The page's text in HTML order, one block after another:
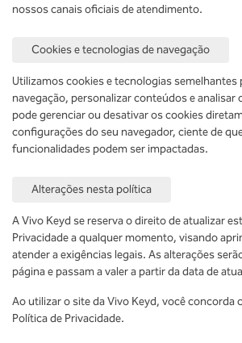
nossos canais oficiais de atendimento.
Cookies e tecnologias de navegação
Utilizamos cookies e tecnologias semelhantes
navegação, personalizar conteúdos e analisar
pode gerenciar ou desativar os cookies
configurações do seu navegador, ciente de
funcionalidades podem ser impactadas.
Alterações nesta política
A Vivo Keyd se reserva o direito de atualizar
Privacidade a qualquer momento, visando
atender a exigências legais. As alterações
página e passam a valer a partir da data de
Ao utilizar o site da Vivo Keyd, você concorda
Política de Privacidade.